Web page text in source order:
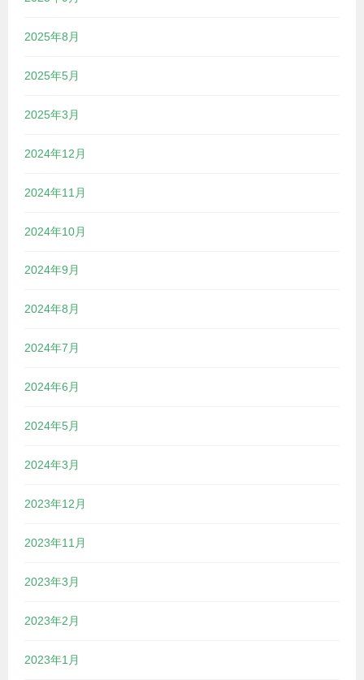
2025年8月
2025年5月
2025年3月
2024年12月
2024年11月
2024年10月
2024年9月
2024年8月
2024年7月
2024年6月
2024年5月
2024年3月
2023年12月
2023年11月
2023年3月
2023年2月
2023年1月